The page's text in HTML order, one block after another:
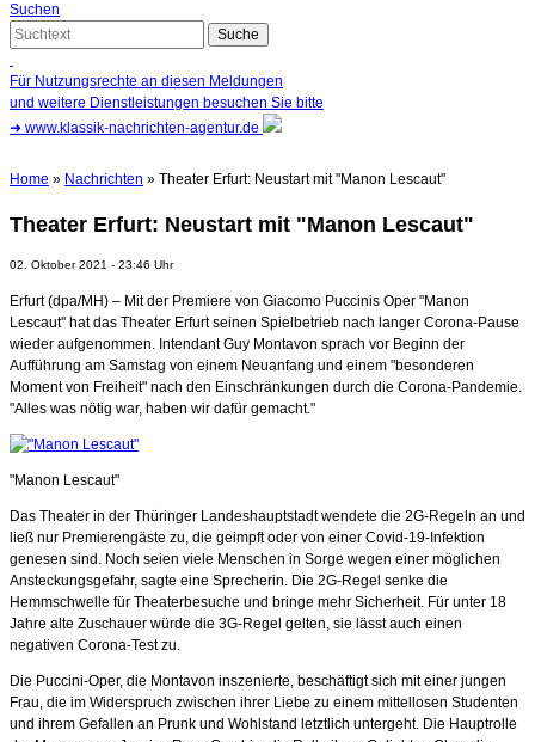
Suchen
Für Nutzungsrechte an diesen Meldungen
und weitere Dienstleistungen besuchen Sie bitte
➜ www.klassik-nachrichten-agentur.de
Home » Nachrichten » Theater Erfurt: Neustart mit "Manon Lescaut"
Theater Erfurt: Neustart mit "Manon Lescaut"
02. Oktober 2021 - 23:46 Uhr
Erfurt (dpa/MH) – Mit der Premiere von Giacomo Puccinis Oper "Manon
Lescaut" hat das Theater Erfurt seinen Spielbetrieb nach langer Corona-Pause
wieder aufgenommen. Intendant Guy Montavon sprach vor Beginn der
Aufführung am Samstag von einem Neuanfang und einem "besonderen
Moment von Freiheit" nach den Einschränkungen durch die Corona-Pandemie.
"Alles was nötig war, haben wir dafür gemacht."
"Manon Lescaut"
Das Theater in der Thüringer Landeshauptstadt wendete die 2G-Regeln an und
ließ nur Premierengäste zu, die geimpft oder von einer Covid-19-Infektion
genesen sind. Noch seien viele Menschen in Sorge wegen einer möglichen
Ansteckungsgefahr, sagte eine Sprecherin. Die 2G-Regel senke die
Hemmschwelle für Theaterbesuche und bringe mehr Sicherheit. Für unter 18
Jahre alte Zuschauer würde die 3G-Regel gelten, sie lässt auch einen
negativen Corona-Test zu.
Die Puccini-Oper, die Montavon inszenierte, beschäftigt sich mit einer jungen
Frau, die im Widerspruch zwischen ihrer Liebe zu einem mittellosen Studenten
und ihrem Gefallen an Prunk und Wohlstand letztlich untergeht. Die Hauptrolle